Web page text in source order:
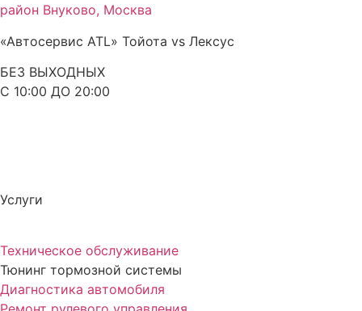
район Внуково, Москва
«Автосервис ATL» Тойота vs Лексус
БЕЗ ВЫХОДНЫХ
С 10:00 ДО 20:00
Услуги
Техническое обслуживание
Тюнинг тормозной системы
Диагностика автомобиля